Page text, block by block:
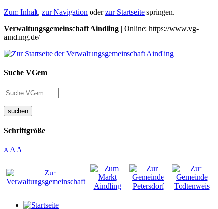
Zum Inhalt, zur Navigation oderzur Startseite springen.
Verwaltungsgemeinschaft Aindling | Online: https://www.vg-
aindling.de/
Suche VGem
suchen
Schriftgröße
A A A